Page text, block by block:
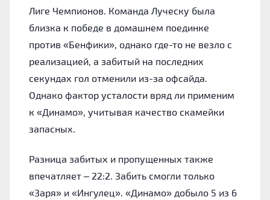
Лиге Чемпионов. Команда Луческу была
близка к победе в домашнем поединке
против «Бенфики», однако где-то не везло с
реализацией, а забитый на последних
секундах гол отменили из-за офсайда.
Однако фактор усталости вряд ли применим
к «Динамо», учитывая качество скамейки
запасных.
Разница забитых и пропущенных также
впечатляет – 22:2. Забить смогли только
«Заря» и «Ингулец». «Динамо» добыло 5 из 6